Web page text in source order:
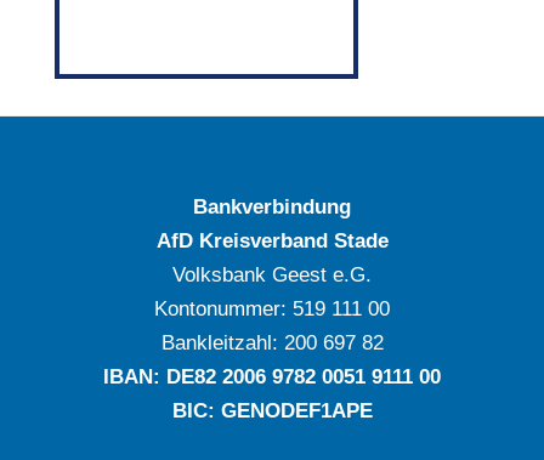
Bankverbindung
AfD Kreisverband Stade
Volksbank Geest e.G.
Kontonummer: ‍519 111 00
Bankleitzahl: ‍200 697 82
IBAN: DE‍82 ‍2006 ‍9782 ‍0051 ‍9111 ‍00
BIC: GENODEF1APE